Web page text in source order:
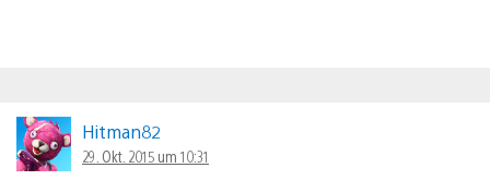
Hitman82
29. Okt. 2015 um 10:31